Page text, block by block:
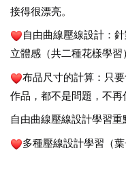
接得很漂亮。
自由曲線壓線設計：
立體感（共二種花樣學習）
布品尺寸的計算：只
作品，都不是問題，不再
自由曲線壓線設計學習重
多種壓線設計學習（葉